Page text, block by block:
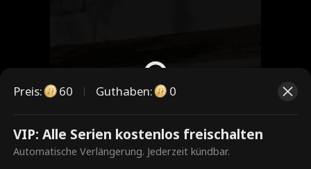
Dies ist eine kostenpflichtige
Episode. Bitte entsperren, um
Preis: 60 Guthaben: 0
VIP: Alle Serien kostenlos freischalten
Automatische Verlängerung. Jederzeit kündbar.